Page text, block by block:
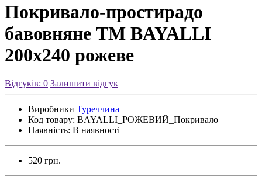
Покривало-простирадо
бавовняне ТМ BAYALLI
200х240 рожеве
Відгуків: 0 Залишити відгук
Виробники Туреччина
Код товару: BAYALLI_РОЖЕВИЙ_Покривало
Наявність: В наявності
520 грн.